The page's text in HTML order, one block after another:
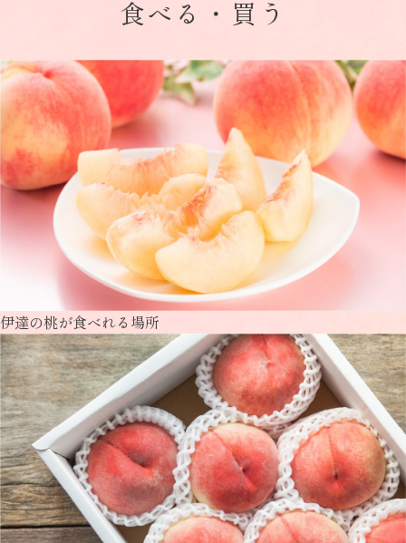
食べる・買う
伊達の桃が食べれる場所